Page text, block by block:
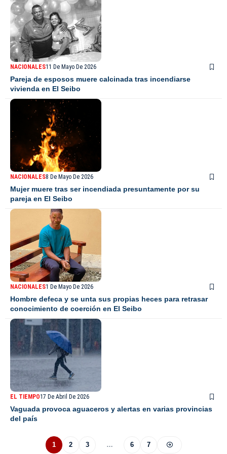
NACIONALES11 De Mayo De 2026
Pareja de esposos muere calcinada tras incendiarse
vivienda en El Seibo
NACIONALES8 De Mayo De 2026
Mujer muere tras ser incendiada presuntamente por su
pareja en El Seibo
NACIONALES1 De Mayo De 2026
Hombre defeca y se unta sus propias heces para retrasar
conocimiento de coerción en El Seibo
EL TIEMPO17 De Abril De 2026
Vaguada provoca aguaceros y alertas en varias provincias
del país
1 2 3 … 6 7